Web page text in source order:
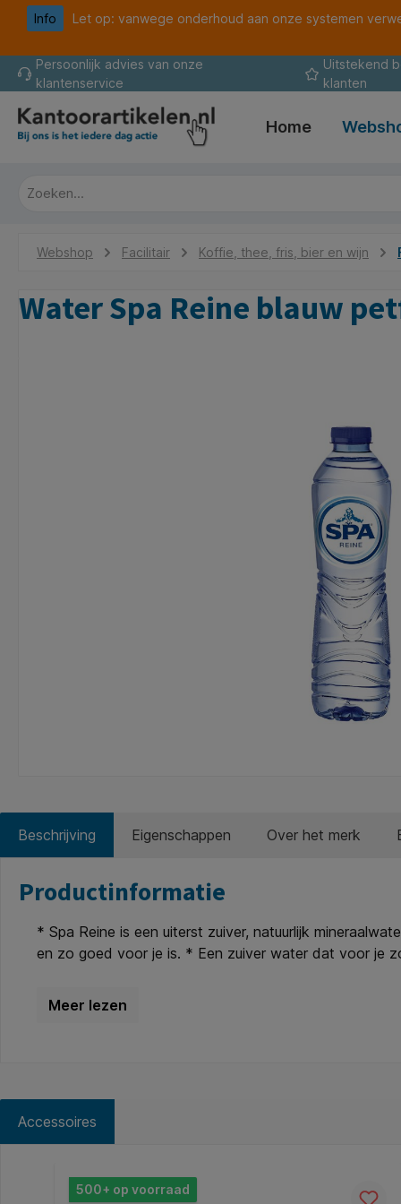
Ga naar de hoofdnavigatie
Info
Let op: vanwege onderhoud aan onze systemen
Persoonlijk advies van onze
klantenservice
Uitstekend
klanten
Home
Webshop Facilitair Koffie, thee, fris, bier en wijn
Water Spa Reine blauw
Beschrijving Eigenschappen Over het merk
Productinformatie
* Spa Reine is een uiterst zuiver, natuurlijk
en zo goed voor je is. * Een zuiver water dat voor je
Accessoires
Productgalerij overslaan
500+ op voorraad